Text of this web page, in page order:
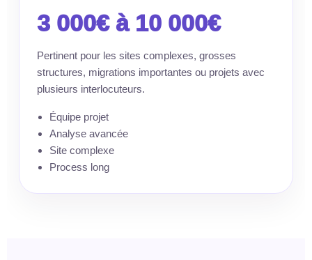
3 000€ à 10 000€
Pertinent pour les sites complexes, grosses
structures, migrations importantes ou projets avec
plusieurs interlocuteurs.
Équipe projet
Analyse avancée
Site complexe
Process long